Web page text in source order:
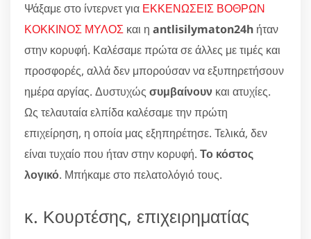
Ψάξαμε στο ίντερνετ για ΕΚΚΕΝΩΣΕΙΣ ΒΟΘΡΩΝ
ΚΟΚΚΙΝΟΣ ΜΥΛΟΣ και η antlisilymaton24h ήταν
στην κορυφή. Καλέσαμε πρώτα σε άλλες με τιμές και
προσφορές, αλλά δεν μπορούσαν να εξυπηρετήσουν
ημέρα αργίας. Δυστυχώς συμβαίνουν και ατυχίες.
Ως τελαυταία ελπίδα καλέσαμε την πρώτη
επιχείρηση, η οποία μας εξηπηρέτησε. Τελικά, δεν
είναι τυχαίο που ήταν στην κορυφή. Το κόστος
λογικό. Μπήκαμε στο πελατολόγιό τους.
κ. Κουρτέσης, επιχειρηματίας